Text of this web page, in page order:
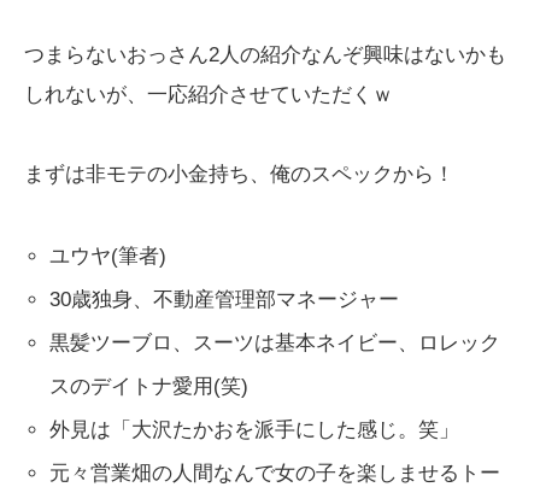
つまらないおっさん2人の紹介なんぞ興味はないかも
しれないが、一応紹介させていただくｗ
まずは非モテの小金持ち、俺のスペックから！
ユウヤ(筆者)
30歳独身、不動産管理部マネージャー
黒髪ツーブロ、スーツは基本ネイビー、ロレック
スのデイトナ愛用(笑)
外見は「大沢たかおを派手にした感じ。笑」
元々営業畑の人間なんで女の子を楽しませるトー